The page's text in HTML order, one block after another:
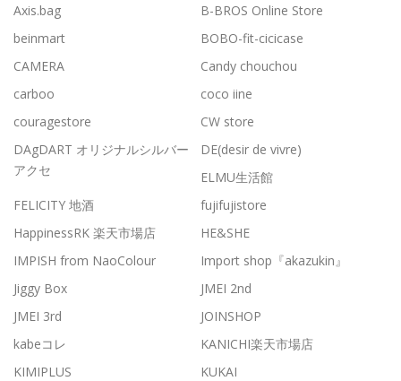
Axis.bag
B-BROS Online Store
beinmart
BOBO-fit-cicicase
CAMERA
Candy chouchou
carboo
coco iine
couragestore
CW store
DAgDART オリジナルシルバー
アクセ
DE(desir de vivre)
ELMU生活館
FELICITY 地酒
fujifujistore
HappinessRK 楽天市場店
HE&SHE
IMPISH from NaoColour
Import shop『akazukin』
Jiggy Box
JMEI 2nd
JMEI 3rd
JOINSHOP
kabeコレ
KANICHI楽天市場店
KIMIPLUS
KUKAI